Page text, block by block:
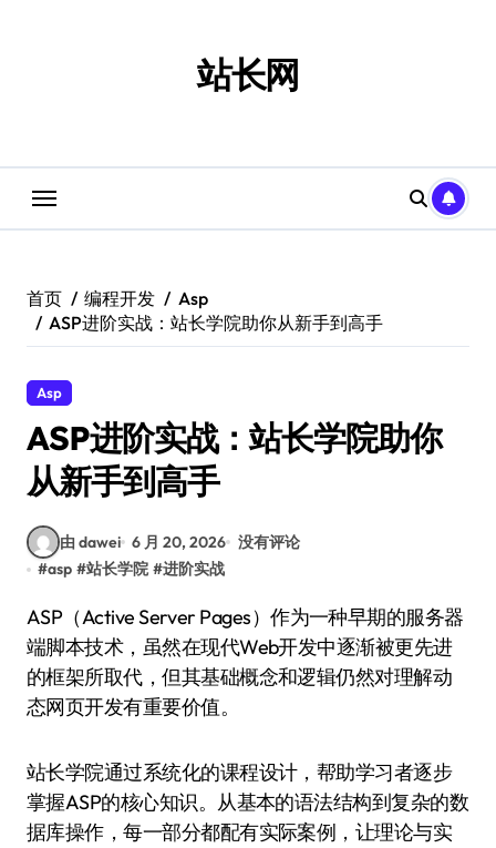
站长网
首页 编程开发
Asp
ASP进阶实战：站长学院助你从新手到高手
Asp
ASP进阶实战：站长学院助你
从新手到高手
由 dawei 6 月 20, 2026 没有评论
#asp #站长学院 #进阶实战
ASP（Active Server Pages）作为一种早期的服务器
端脚本技术，虽然在现代Web开发中逐渐被更先进
的框架所取代，但其基础概念和逻辑仍然对理解动
态网页开发有重要价值。
站长学院通过系统化的课程设计，帮助学习者逐步
掌握ASP的核心知识。从基本的语法结构到复杂的数
据库操作，每一部分都配有实际案例，让理论与实